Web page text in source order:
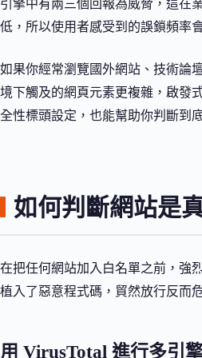
引擎中有兩三個回報為威脅，這在
低，所以使用者感受到的誤鎖頻率
如果你經常瀏覽國外網站、技術論
境下觸及的網頁元素更複雜，啟發
全性標頭設定，也能幫助你判斷到
如何判斷網站是
在把任何網站加入白名單之前，強
植入了惡意程式碼，貿然放行反而
用 VirusTotal 進行多引